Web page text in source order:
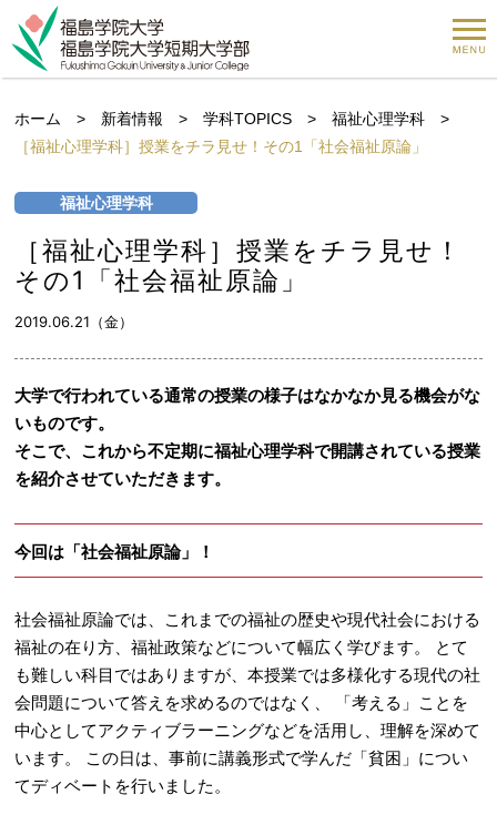
ホーム > 新着情報 >学科TOPICS >福祉心理学科 >
［福祉心理学科］授業をチラ見せ！その1「社会福祉原論」
福祉心理学科
［福祉心理学科］授業をチラ見せ！
その1「社会福祉原論」
2019.06.21（金）
大学で行われている通常の授業の様子はなかなか見る機会がな
いものです。
そこで、これから不定期に福祉心理学科で開講されている授業
を紹介させていただきます。
今回は「社会福祉原論」！
社会福祉原論では、これまでの福祉の歴史や現代社会における
福祉の在り方、福祉政策などについて幅広く学びます。 とて
も難しい科目ではありますが、本授業では多様化する現代の社
会問題について答えを求めるのではなく、 「考える」ことを
中心としてアクティブラーニングなどを活用し、理解を深めて
います。 この日は、事前に講義形式で学んだ「貧困」につい
てディベートを行いました。